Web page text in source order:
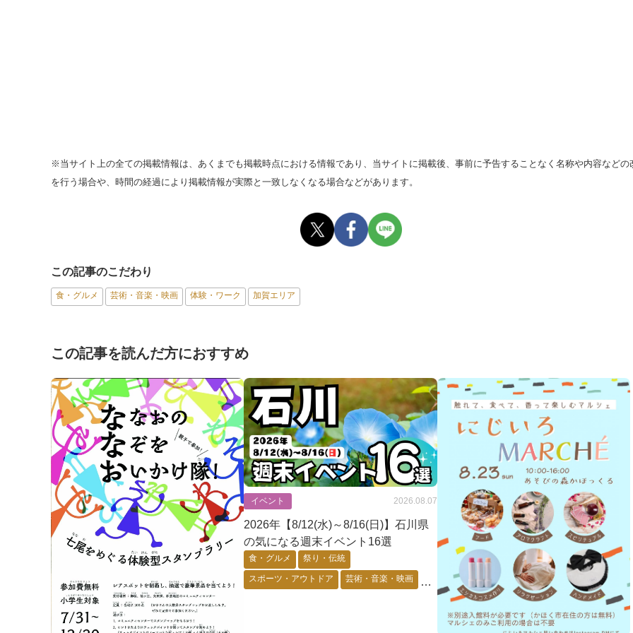
※当サイト上の全ての掲載情報は、あくまでも掲載時点における情報であり、当サイトに掲載後、事前に予告することなく名称や内容などの
を行う場合や、時間の経過により掲載情報が実際と一致しなくなる場合などがあります。
この記事のこだわり
食・グルメ 芸術・音楽・映画 体験・ワーク 加賀エリア
この記事を読んだ方におすすめ
イベント 2026.08.07
2026年【8/12(水)～8/16(日)】石川県
の気になる週末イベント16選
食・グルメ 祭り・伝統
スポーツ・アウトドア 芸術・音楽・映画